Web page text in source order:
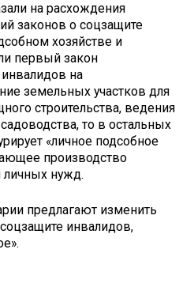
на расхождения
законов о соцзащите
хозяйстве и
первый закон
на
земельных участков для
строительства, ведения
то в остальных
«личное подсобное
производство
личных нужд.
предлагают изменить
инвалидов,